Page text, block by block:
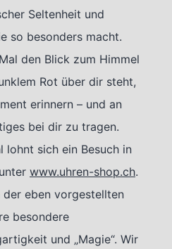
Seltenheit und
so besonders macht.
den Blick zum Himmel
Rot über dir steht,
erinnern – und an
bei dir zu tragen.
lohnt sich ein Besuch in
www.uhren-shop.ch.
eben vorgestellten
besondere
und „Magie“. Wir